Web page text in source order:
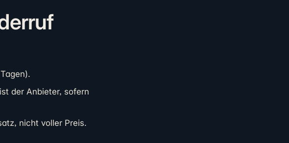
der Anbieter, sofern
nicht voller Preis.